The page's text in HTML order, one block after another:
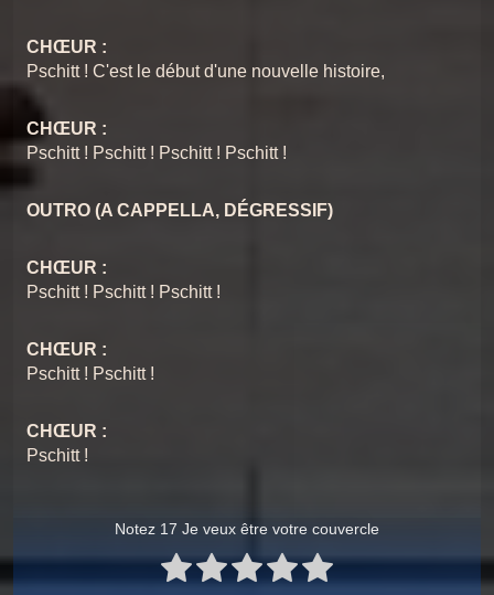
CHŒUR :
Pschitt ! C'est le début d'une nouvelle histoire,
CHŒUR :
Pschitt ! Pschitt ! Pschitt ! Pschitt !
OUTRO (A CAPPELLA, DÉGRESSIF)
CHŒUR :
Pschitt ! Pschitt ! Pschitt !
CHŒUR :
Pschitt ! Pschitt !
CHŒUR :
Pschitt !
Notez 17 Je veux être votre couvercle